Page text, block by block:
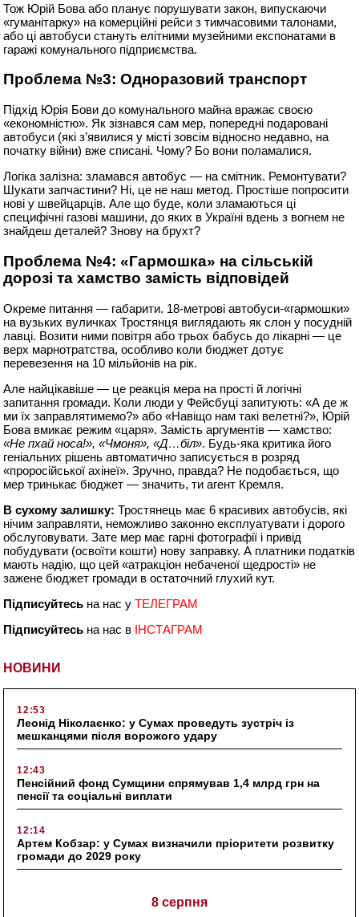
НОВИНИ
12:53
Леонід Ніколаєнко: у Сумах проведуть зустріч із
мешканцями після ворожого удару
12:43
Пенсійний фонд Сумщини спрямував 1,4 млрд грн на
пенсії та соціальні виплати
12:14
Артем Кобзар: у Сумах визначили пріоритети розвитку
громади до 2029 року
8 серпня
Тож Юрій Бова або планує порушувати закон, випускаючи
«гуманітарку» на комерційні рейси з тимчасовими талонами,
або ці автобуси стануть елітними музейними експонатами в
гаражі комунального підприємства.
Проблема №3: Одноразовий транспорт
Підхід Юрія Бови до комунального майна вражає своєю
«економністю». Як зізнався сам мер, попередні подаровані
автобуси (які з’явилися у місті зовсім відносно недавно, на
початку війни) вже списані. Чому? Бо вони поламалися.
Логіка залізна: зламався автобус — на смітник. Ремонтувати?
Шукати запчастини? Ні, це не наш метод. Простіше попросити
нові у швейцарців. Але що буде, коли зламаються ці
специфічні газові машини, до яких в Україні вдень з вогнем не
знайдеш деталей? Знову на брухт?
Проблема №4: «Гармошка» на сільській
дорозі та хамство замість відповідей
Окреме питання — габарити. 18-метрові автобуси-«гармошки»
на вузьких вуличках Тростянця виглядають як слон у посудній
лавці. Возити ними повітря або трьох бабусь до лікарні — це
верх марнотратства, особливо коли бюджет дотує
перевезення на 10 мільйонів на рік.
Але найцікавіше — це реакція мера на прості й логічні
запитання громади. Коли люди у Фейсбуці запитують: «А де ж
ми їх заправлятимемо?» або «Навіщо нам такі велетні?», Юрій
Бова вмикає режим «царя». Замість аргументів — хамство:
«Не пхай носа!», «Чмоня», «Д…біл». Будь-яка критика його
геніальних рішень автоматично записується в розряд
«проросійської ахінеї». Зручно, правда? Не подобається, що
мер тринькає бюджет — значить, ти агент Кремля.
В сухому залишку: Тростянець має 6 красивих автобусів, які
нічим заправляти, неможливо законно експлуатувати і дорого
обслуговувати. Зате мер має гарні фотографії і привід
побудувати (освоїти кошти) нову заправку. А платники податків
мають надію, що цей «атракціон небаченої щедрості» не
зажене бюджет громади в остаточний глухий кут.
Підписуйтесь на нас уТЕЛЕГРАМ
Підписуйтесь на нас в ІНСТАГРАМ